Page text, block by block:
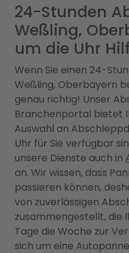
24-Stunden
Weßling,
um die Uhr
Wenn Sie einen 24-
Weßling, Oberbayern
genau richtig! Unser
Branchenportal bietet
Auswahl an
Uhr für Sie verfügbar
unsere Dienste auch in
an. Wir wissen, dass
passieren können,
von zuverlässigen
zusammengestellt, die
Tage die Woche zur
sich um eine